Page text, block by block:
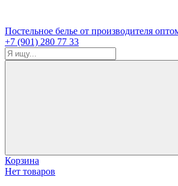
Постельное белье от производителя
+7 (901) 280 77 33
Корзина
Нет товаров